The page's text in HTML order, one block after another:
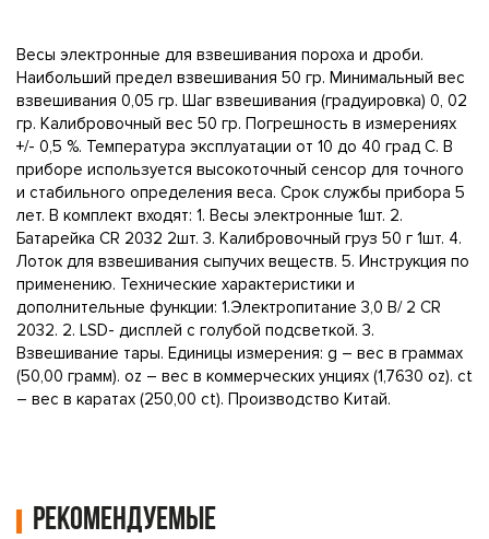
Весы электронные для взвешивания пороха и дроби.
Наибольший предел взвешивания 50 гр. Минимальный вес
взвешивания 0,05 гр. Шаг взвешивания (градуировка) 0, 02
гр. Калибровочный вес 50 гр. Погрешность в измерениях
+/- 0,5 %. Температура эксплуатации от 10 до 40 град С. В
приборе используется высокоточный сенсор для точного
и стабильного определения веса. Срок службы прибора 5
лет. В комплект входят: 1. Весы электронные 1шт. 2.
Батарейка CR 2032 2шт. 3. Калибровочный груз 50 г 1шт. 4.
Лоток для взвешивания сыпучих веществ. 5. Инструкция по
применению. Технические характеристики и
дополнительные функции: 1.Электропитание 3,0 В/ 2 CR
2032. 2. LSD- дисплей с голубой подсветкой. 3.
Взвешивание тары. Единицы измерения: g – вес в граммах
(50,00 грамм). oz – вес в коммерческих унциях (1,7630 oz). ct
– вес в каратах (250,00 ct). Производство Китай.
Рекомендуемые